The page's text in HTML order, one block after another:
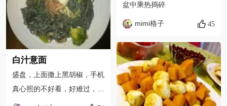
白汁意面
盛盘，上面撒上黑胡椒，手机
真心照的不好看，好难过，现
实中还挺好的，上面放了金枪
盆中乘热捣碎
mimi格子 45